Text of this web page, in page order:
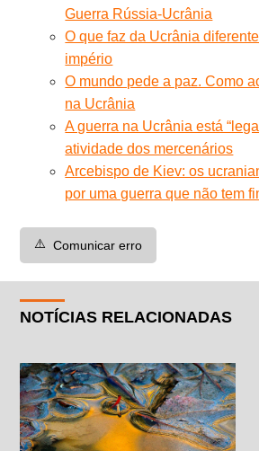
Guerra Rússia-Ucrânia
O que faz da Ucrânia
império
O mundo pede a paz. Como
na Ucrânia
A guerra na Ucrânia está
atividade dos mercenários
Arcebispo de Kiev: os
por uma guerra que não tem
⚠️ Comunicar erro
NOTÍCIAS RELACIONADAS